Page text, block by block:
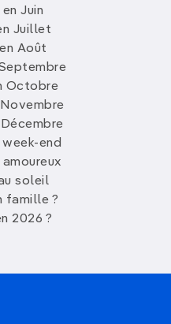
Juin
Juillet
Août
Octobre
end
soleil
famille ?
2026 ?